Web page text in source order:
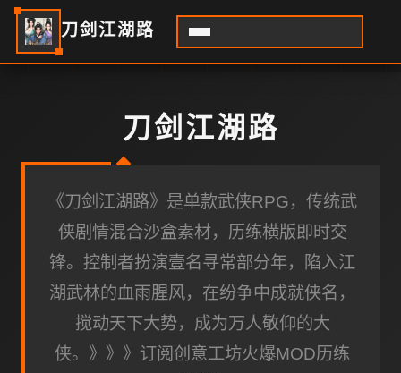
刀剑江湖路
刀剑江湖路
《刀剑江湖路》是单款武侠RPG，传统武
侠剧情混合沙盒素材，历练横版即时交
锋。控制者扮演壹名寻常部分年，陷入江
湖武林的血雨腥风，在纷争中成就侠名，
搅动天下大势，成为万人敬仰的大
侠。》》》订阅创意工坊火爆MOD历练